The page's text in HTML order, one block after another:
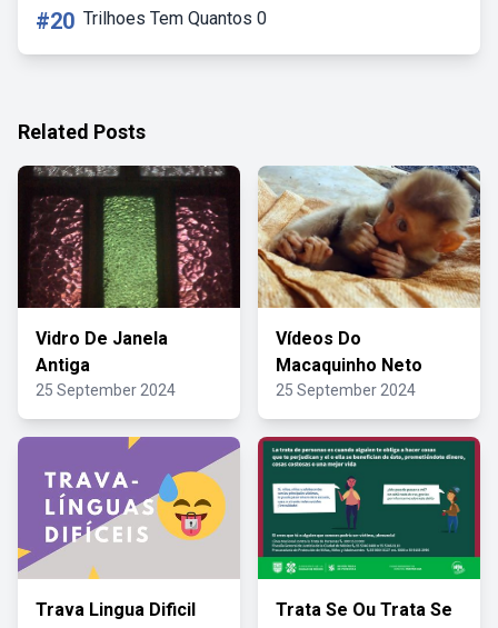
#20 Trilhoes Tem Quantos 0
Related Posts
Vidro De Janela
Antiga
25 September 2024
Vídeos Do
Macaquinho Neto
25 September 2024
Trava Lingua Dificil
Trata Se Ou Trata Se